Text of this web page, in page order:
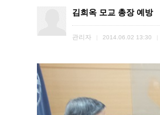
김희옥 모교 총장 예방
관리자 2014.06.02 13:30